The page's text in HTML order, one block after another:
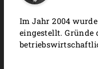
Im Jahr 2004
eingestellt.